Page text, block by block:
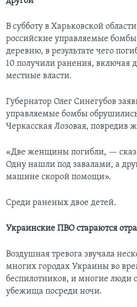
В субботу в Харьковской
российские управляемые
деревню, в результате чего
10 получили ранения, включая
местные власти.
Губернатор Олег Синегубов
управляемые бомбы
Черкасская Лозовая, повредив
«Две женщины погибли, —
Одну нашли под завалами, а
машине скорой помощи».
Среди раненых двое детей.
Украинские ПВО стараются
Воздушная тревога звучала
многих городах Украины во
беспилотников, и многие люди
убежища посреди ночи.